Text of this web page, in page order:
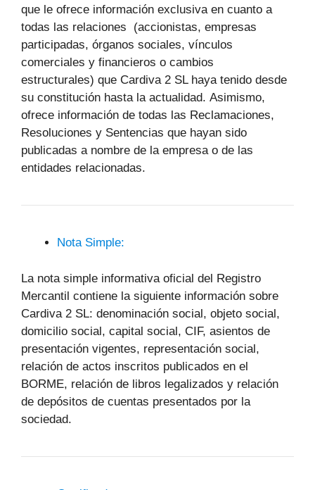
que le ofrece información exclusiva en cuanto a
todas las relaciones (accionistas, empresas
participadas, órganos sociales, vínculos
comerciales y financieros o cambios
estructurales) que Cardiva 2 SL haya tenido desde
su constitución hasta la actualidad. Asimismo,
ofrece información de todas las Reclamaciones,
Resoluciones y Sentencias que hayan sido
publicadas a nombre de la empresa o de las
entidades relacionadas.
Nota Simple:
La nota simple informativa oficial del Registro
Mercantil contiene la siguiente información sobre
Cardiva 2 SL: denominación social, objeto social,
domicilio social, capital social, CIF, asientos de
presentación vigentes, representación social,
relación de actos inscritos publicados en el
BORME, relación de libros legalizados y relación
de depósitos de cuentas presentados por la
sociedad.